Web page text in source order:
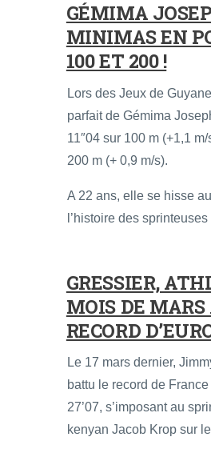
GÉMIMA
MINIMAS EN
100 ET 200 !
Lors des Jeux de
parfait de Gémima
11″04 sur 100 m (+1,1
200 m (+ 0,9 m/s).
A 22 ans, elle se hisse
l’histoire des
GRESSIER,
MOIS DE MARS
RECORD
Le 17 mars dernier,
battu le record de
27’07, s’imposant au
kenyan Jacob Krop sur